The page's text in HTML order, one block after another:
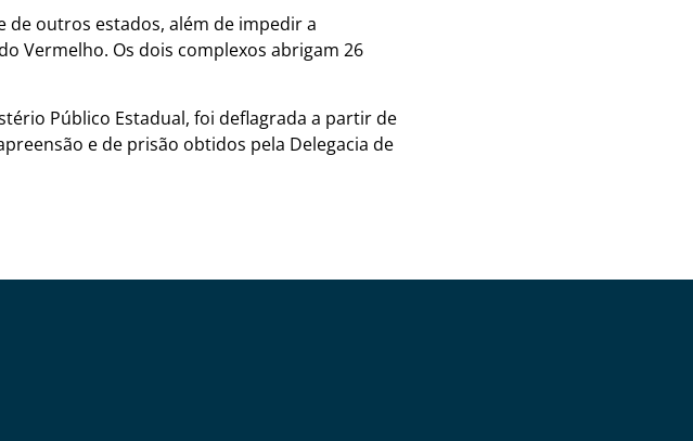
de outros estados, além de impedir a
Vermelho. Os dois complexos abrigam 26
Público Estadual, foi deflagrada a partir de
e de prisão obtidos pela Delegacia de